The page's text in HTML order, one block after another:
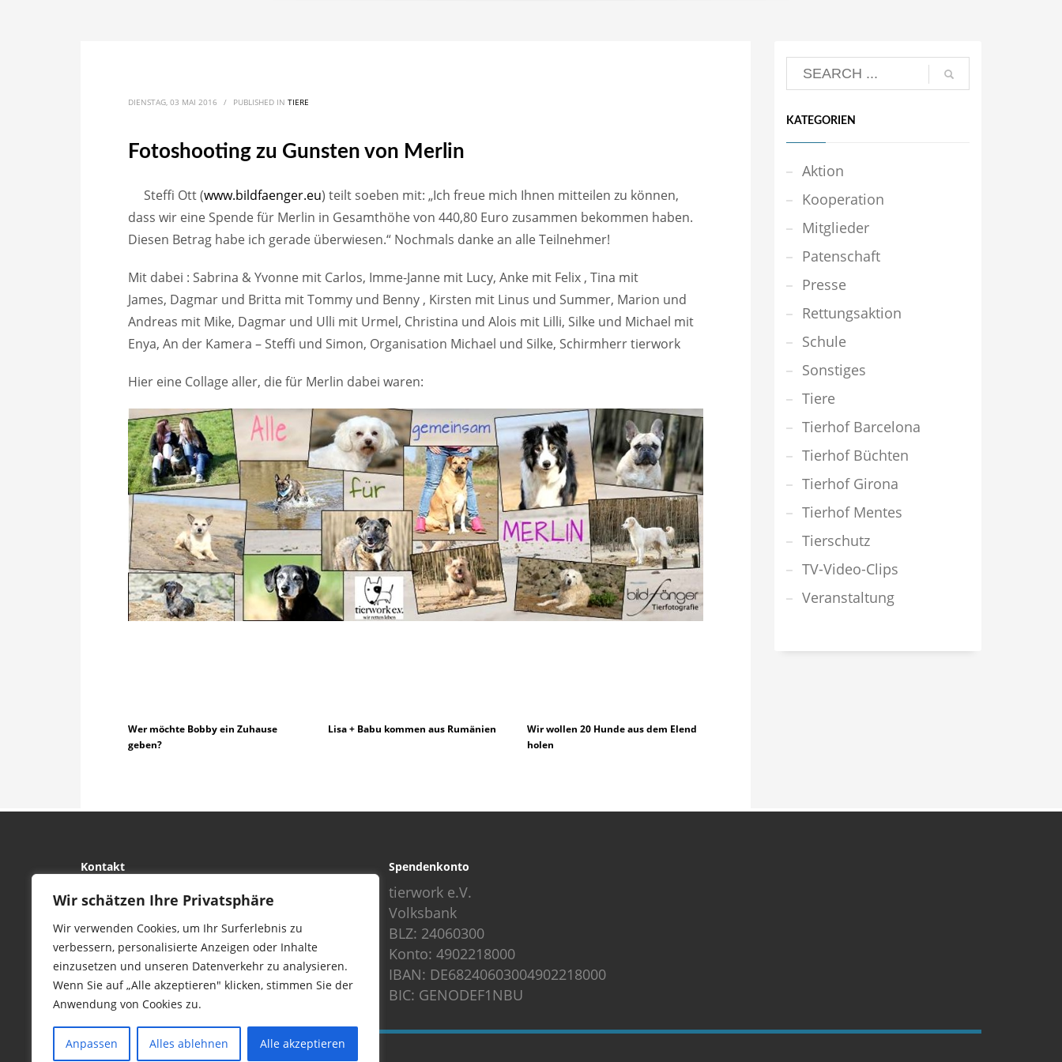
Wir schätzen Ihre Privatsphäre
Wir verwenden Cookies, um Ihr Surferlebnis zu
verbessern, personalisierte Anzeigen oder Inhalte
einzusetzen und unseren Datenverkehr zu analysieren.
Wenn Sie auf „Alle akzeptieren" klicken, stimmen Sie der
Anwendung von Cookies zu.
Anpassen Alles ablehnen Alle akzeptieren
DIENSTAG, 03 MAI 2016 / PUBLISHED IN TIERE
Fotoshooting zu Gunsten von Merlin
Steffi Ott (www.bildfaenger.eu) teilt soeben mit: „Ich freue mich Ihnen mitteilen zu können,
dass wir eine Spende für Merlin in Gesamthöhe von 440,80 Euro zusammen bekommen haben.
Diesen Betrag habe ich gerade überwiesen.“ Nochmals danke an alle Teilnehmer!
Mit dabei : Sabrina & Yvonne mit Carlos, Imme-Janne mit Lucy, Anke mit Felix , Tina mit
James, Dagmar und Britta mit Tommy und Benny , Kirsten mit Linus und Summer, Marion und
Andreas mit Mike, Dagmar und Ulli mit Urmel, Christina und Alois mit Lilli, Silke und Michael mit
Enya, An der Kamera – Steffi und Simon, Organisation Michael und Silke, Schirmherr tierwork
Hier eine Collage aller, die für Merlin dabei waren:
Wer möchte Bobby ein Zuhause
geben?
Lisa + Babu kommen aus Rumänien
Wir wollen 20 Hunde aus dem Elend
holen
KATEGORIEN
Aktion
Kooperation
Mitglieder
Patenschaft
Presse
Rettungsaktion
Schule
Sonstiges
Tiere
Tierhof Barcelona
Tierhof Büchten
Tierhof Girona
Tierhof Mentes
Tierschutz
TV-Video-Clips
Veranstaltung
Kontakt
tierwork e.V.
Im alten Dorf 4
Tel 0172-4437307
service@tierwork.de
Spendenkonto
tierwork e.V.
Volksbank
BLZ: 24060300
Konto: 4902218000
IBAN: DE68240603004902218000
BIC: GENODEF1NBU